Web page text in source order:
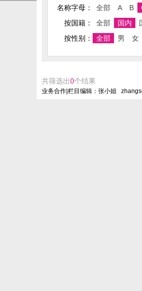
名称字母： 全部 A B
按国籍：
全部 国内
按性别：
全部 男 女
共筛选出0个结果
业务合作|栏目编辑：张小姐